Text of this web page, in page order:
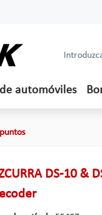
automóviles
DS-10 &